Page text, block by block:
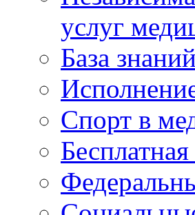
услуг
База знаний
Спорт в